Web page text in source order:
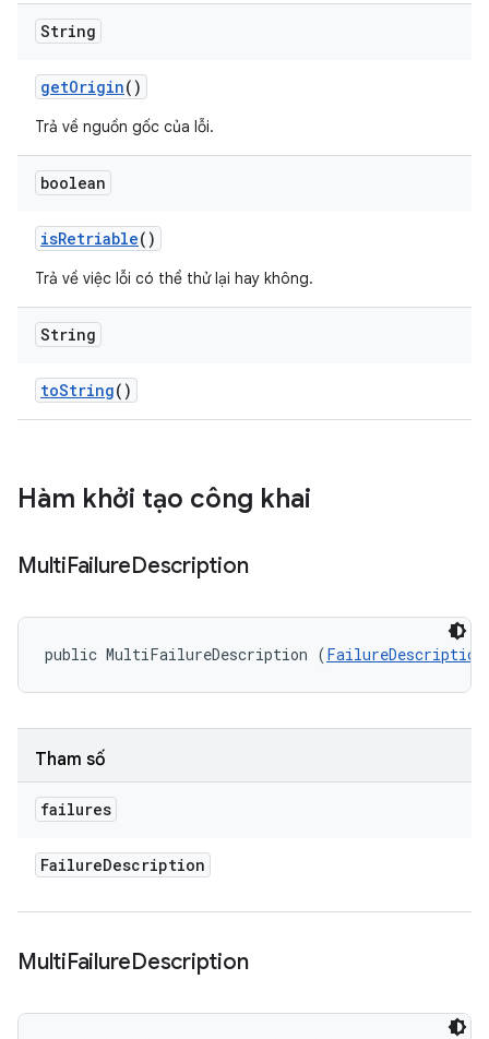
String
getOrigin()
Trả về nguồn gốc của lỗi.
boolean
isRetriable()
Trả về việc lỗi có thể thử lại hay không.
String
toString()
Hàm khởi tạo công khai
MultiFailureDescription
public MultiFailureDescription (
Tham số
failures
FailureDescription
MultiFailureDescription